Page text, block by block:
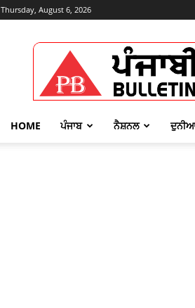
Thursday, August 6, 2026
Punjabi
Bulletin
HOME ਪੰਜਾਬ ਨੈਸ਼ਨਲ